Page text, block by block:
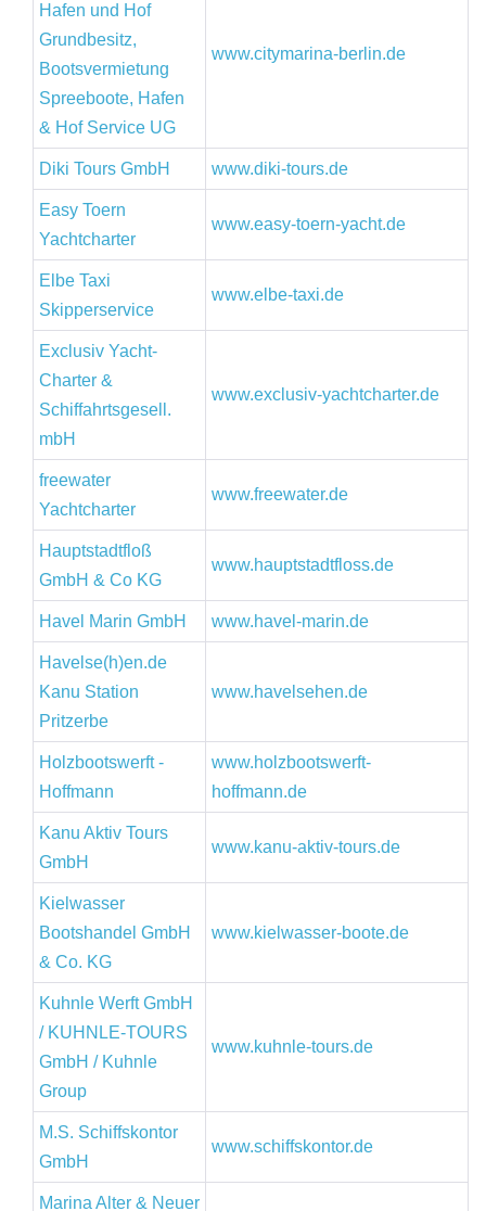
Hafen und Hof
Grundbesitz,
Bootsvermietung
Spreeboote, Hafen
& Hof Service UG
www.citymarina-berlin.de
Diki Tours GmbH www.diki-tours.de
Easy Toern
Yachtcharter
www.easy-toern-yacht.de
Elbe Taxi
Skipperservice
www.elbe-taxi.de
Exclusiv Yacht-
Charter &
Schiffahrtsgesell.
mbH
www.exclusiv-yachtcharter.de
freewater
Yachtcharter
www.freewater.de
Hauptstadtfloß
GmbH & Co KG
www.hauptstadtfloss.de
Havel Marin GmbH www.havel-marin.de
Havelse(h)en.de
Kanu Station
Pritzerbe
www.havelsehen.de
Holzbootswerft -
Hoffmann
www.holzbootswerft-
hoffmann.de
Kanu Aktiv Tours
GmbH
www.kanu-aktiv-tours.de
Kielwasser
Bootshandel GmbH
& Co. KG
www.kielwasser-boote.de
Kuhnle Werft GmbH
/ KUHNLE-TOURS
GmbH / Kuhnle
Group
www.kuhnle-tours.de
M.S. Schiffskontor
GmbH
www.schiffskontor.de
Marina Alter & Neuer